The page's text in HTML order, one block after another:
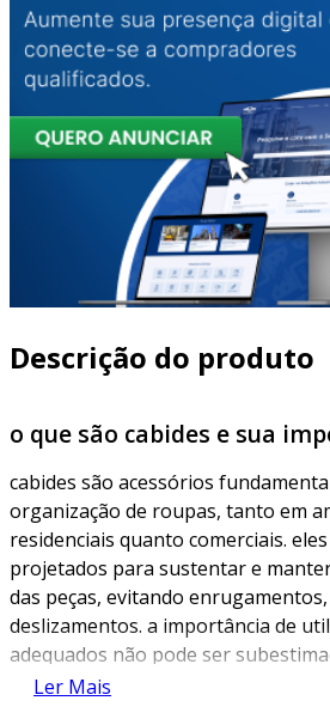
Descrição do produto
o que são cabides e sua
cabides são acessórios
organização de roupas, tanto em
residenciais quanto comerciais.
projetados para sustentar e
das peças, evitando
deslizamentos. a importância de
adequados não pode ser
especialmente em lojas de roupas
Ler Mais